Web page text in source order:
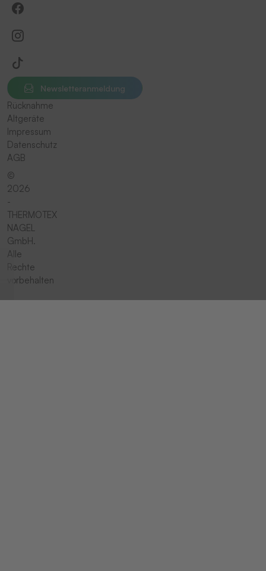
Newsletteranmeldung
Rücknahme
Altgeräte
Impressum
Datenschutz
AGB
©
2026
-
THERMOTEX
NAGEL
GmbH.
Alle
Rechte
vorbehalten